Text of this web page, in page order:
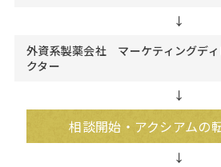
↓
外資系製薬会社 マーケティングディ
クター
↓
相談開始・アクシアムの